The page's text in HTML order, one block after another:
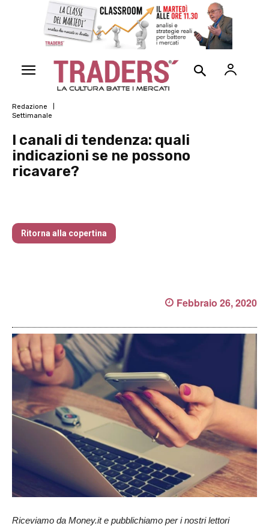
Redazione
Settimanale
I canali di tendenza: quali
indicazioni se ne possono
ricavare?
Ritorna alla copertina
Febbraio 26, 2020
Riceviamo da Money.it e pubblichiamo per i nostri lettori